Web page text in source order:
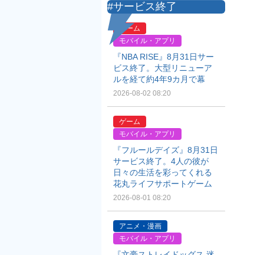
#サービス終了
ゲーム
モバイル・アプリ
『NBA RISE』8月31日サー
ビス終了。大型リニューア
ルを経て約4年9カ月で幕
2026-08-02 08:20
ゲーム
モバイル・アプリ
『フルールデイズ』8月31日
サービス終了。4人の彼が
日々の生活を彩ってくれる
花丸ライフサポートゲーム
2026-08-01 08:20
アニメ・漫画
モバイル・アプリ